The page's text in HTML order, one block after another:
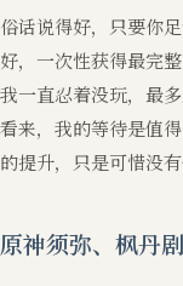
俗话说得好，只要你
好，一次性获得最完
我一直忍着没玩，最
看来，我的等待是值
的提升，只是可惜没
原神须弥、枫丹